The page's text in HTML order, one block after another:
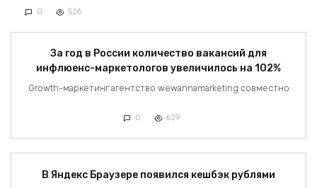
0 526
За год в России количество вакансий для
инфлюенс-маркетологов увеличилось на 102%
Growth-маркетинг агентство wewannamarketing совместно
0 629
В Яндекс Браузере появился кешбэк рублями